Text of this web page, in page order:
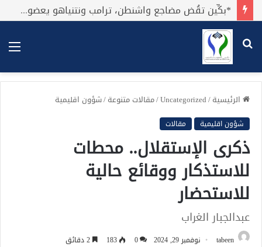
*بكِّين تقُض مضاجع واشنطن، ترامب ونتنياهو يعضون على أصابِعهُم وليس بيدهم حيلَة!.*
بحث
عن
الرئيسية/
Uncategorized
/مقالات متنوعة/شؤون اقليمية
شؤون اقليمية مقالات
ذكرى الإستقلال.. محطات
للاستذكار ووقائع حالية
للاستحضار
عبدالجبار الغراب
tabeen نوفمبر 29, 2024 0
183